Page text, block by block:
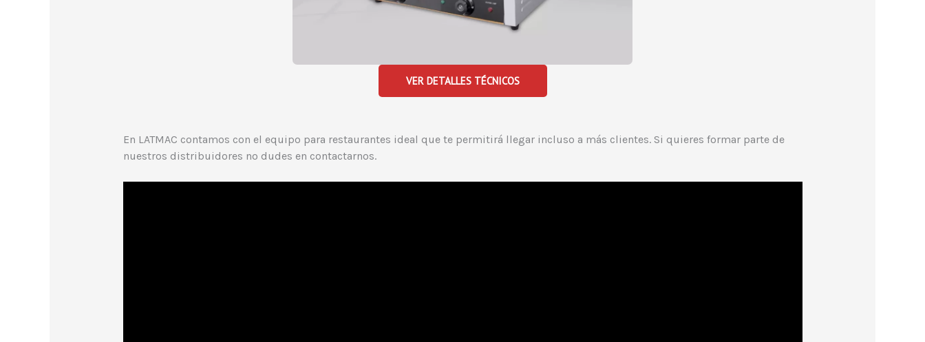
VER DETALLES TÉCNICOS
En LATMAC contamos con el equipo para restaurantes ideal que te permitirá llegar incluso a más clientes. Si quieres formar parte de
nuestros distribuidores no dudes en contactarnos.